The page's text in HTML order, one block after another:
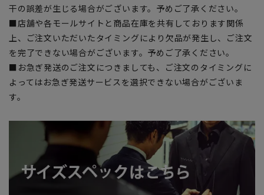
干の誤差が生じる場合がございます。予めご了承ください。
■店舗や各モールサイトと商品在庫を共有しております関係
上、ご注文いただいたタイミングにより欠品が発生し、ご注文
を完了できない場合がございます。予めご了承ください。
■お急ぎ発送のご注文につきましても、ご注文のタイミングに
よってはお急ぎ発送サービスを選択できない場合がございま
す。